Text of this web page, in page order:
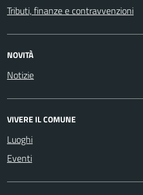
Tributi, finanze e contravvenzioni
NOVITÀ
Notizie
VIVERE IL COMUNE
Luoghi
Eventi